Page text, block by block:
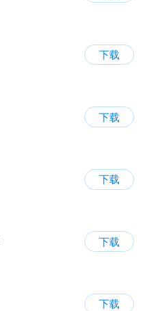
下载
下载
下载
下载
下载